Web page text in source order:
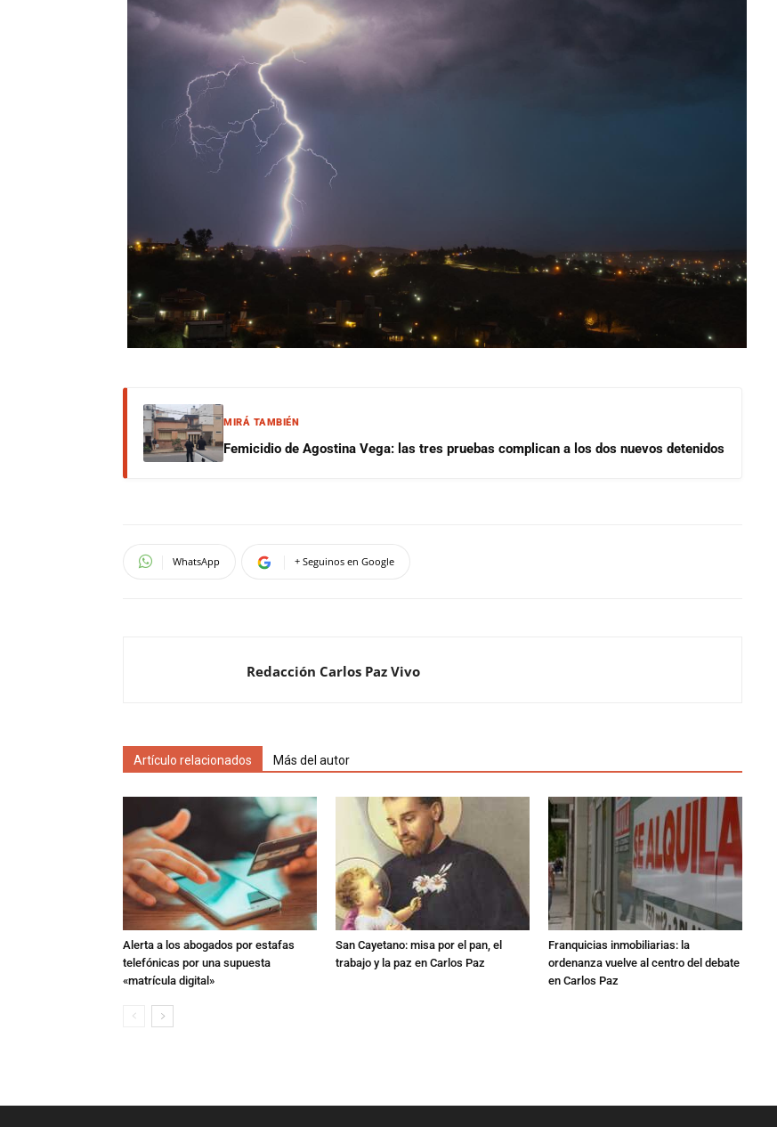
MIRÁ TAMBIÉN
Femicidio de Agostina Vega: las tres pruebas complican a los dos nuevos detenidos
WhatsApp + Seguinos en Google
Redacción Carlos Paz Vivo
Artículo relacionados Más del autor
Alerta a los abogados por estafas
telefónicas por una supuesta
«matrícula digital»
San Cayetano: misa por el pan, el
trabajo y la paz en Carlos Paz
Franquicias inmobiliarias: la
ordenanza vuelve al centro del debate
en Carlos Paz